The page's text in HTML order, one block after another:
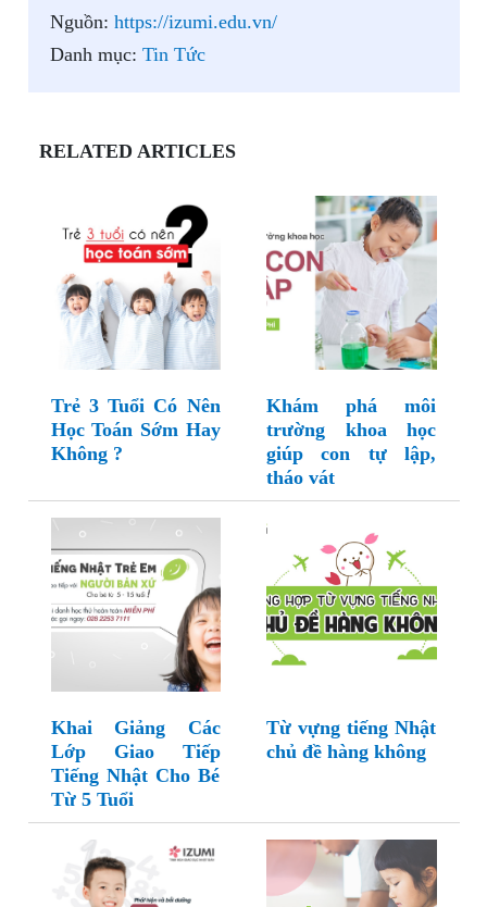
Nguồn: https://izumi.edu.vn/
Danh mục: Tin Tức
RELATED ARTICLES
Trẻ 3 Tuổi Có Nên
Học Toán Sớm Hay
Không ?
Khám phá môi
trường khoa học
giúp con tự lập,
tháo vát
Khai Giảng Các
Lớp Giao Tiếp
Tiếng Nhật Cho Bé
Từ 5 Tuổi
Từ vựng tiếng Nhật
chủ đề hàng không